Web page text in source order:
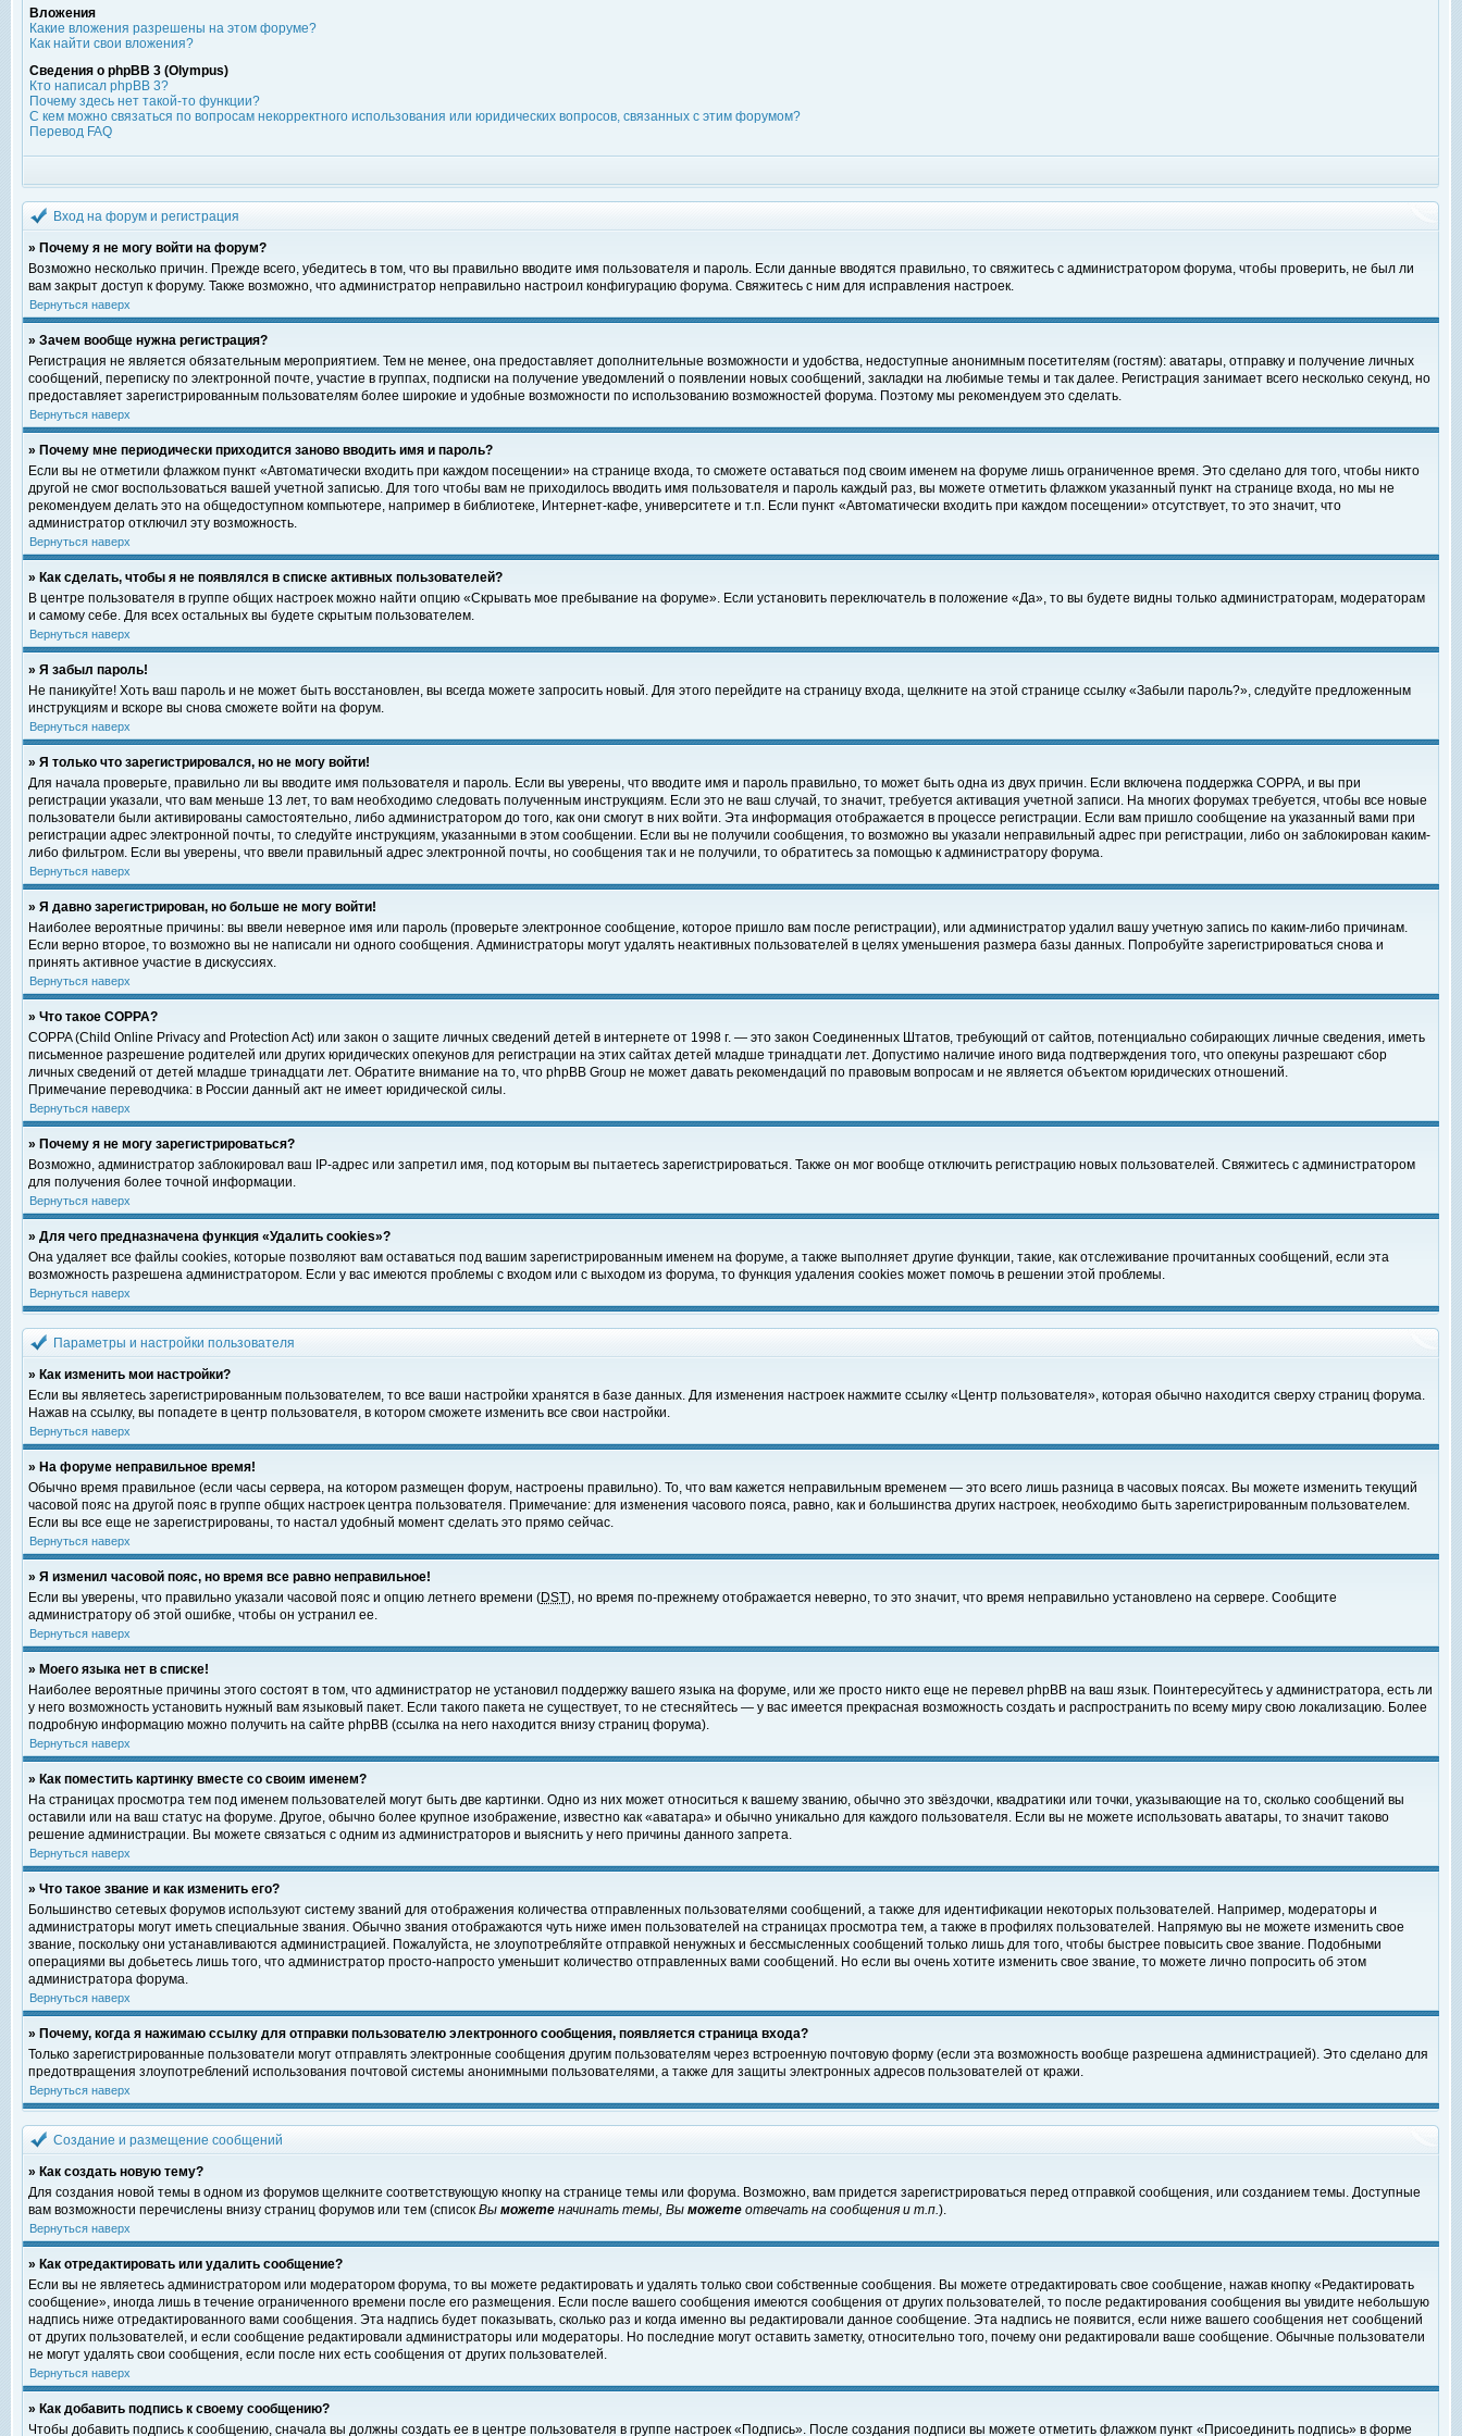
Вложения
Какие вложения разрешены на этом форуме?
Как найти свои вложения?
Сведения о phpBB 3 (Olympus)
Кто написал phpBB 3?
Почему здесь нет такой-то функции?
С кем можно связаться по вопросам некорректного использования или юридических вопросов, связанных с этим форумом?
Перевод FAQ
Вход на форум и регистрация
» Почему я не могу войти на форум?
Возможно несколько причин. Прежде всего, убедитесь в том, что вы правильно вводите имя пользователя и пароль. Если данные вводятся правильно, то свяжитесь с администратором форума, чтобы проверить, не был ли
вам закрыт доступ к форуму. Также возможно, что администратор неправильно настроил конфигурацию форума. Свяжитесь с ним для исправления настроек.
Вернуться наверх
» Зачем вообще нужна регистрация?
Регистрация не является обязательным мероприятием. Тем не менее, она предоставляет дополнительные возможности и удобства, недоступные анонимным посетителям (гостям): аватары, отправку и получение личных
сообщений, переписку по электронной почте, участие в группах, подписки на получение уведомлений о появлении новых сообщений, закладки на любимые темы и так далее. Регистрация занимает всего несколько секунд, но
предоставляет зарегистрированным пользователям более широкие и удобные возможности по использованию возможностей форума. Поэтому мы рекомендуем это сделать.
Вернуться наверх
» Почему мне периодически приходится заново вводить имя и пароль?
Если вы не отметили флажком пункт «Автоматически входить при каждом посещении» на странице входа, то сможете оставаться под своим именем на форуме лишь ограниченное время. Это сделано для того, чтобы никто
другой не смог воспользоваться вашей учетной записью. Для того чтобы вам не приходилось вводить имя пользователя и пароль каждый раз, вы можете отметить флажком указанный пункт на странице входа, но мы не
рекомендуем делать это на общедоступном компьютере, например в библиотеке, Интернет-кафе, университете и т.п. Если пункт «Автоматически входить при каждом посещении» отсутствует, то это значит, что
администратор отключил эту возможность.
Вернуться наверх
» Как сделать, чтобы я не появлялся в списке активных пользователей?
В центре пользователя в группе общих настроек можно найти опцию «Скрывать мое пребывание на форуме». Если установить переключатель в положение «Да», то вы будете видны только администраторам, модераторам
и самому себе. Для всех остальных вы будете скрытым пользователем.
Вернуться наверх
» Я забыл пароль!
Не паникуйте! Хоть ваш пароль и не может быть восстановлен, вы всегда можете запросить новый. Для этого перейдите на страницу входа, щелкните на этой странице ссылку «Забыли пароль?», следуйте предложенным
инструкциям и вскоре вы снова сможете войти на форум.
Вернуться наверх
» Я только что зарегистрировался, но не могу войти!
Для начала проверьте, правильно ли вы вводите имя пользователя и пароль. Если вы уверены, что вводите имя и пароль правильно, то может быть одна из двух причин. Если включена поддержка COPPA, и вы при
регистрации указали, что вам меньше 13 лет, то вам необходимо следовать полученным инструкциям. Если это не ваш случай, то значит, требуется активация учетной записи. На многих форумах требуется, чтобы все новые
пользователи были активированы самостоятельно, либо администратором до того, как они смогут в них войти. Эта информация отображается в процессе регистрации. Если вам пришло сообщение на указанный вами при
регистрации адрес электронной почты, то следуйте инструкциям, указанными в этом сообщении. Если вы не получили сообщения, то возможно вы указали неправильный адрес при регистрации, либо он заблокирован каким-
либо фильтром. Если вы уверены, что ввели правильный адрес электронной почты, но сообщения так и не получили, то обратитесь за помощью к администратору форума.
Вернуться наверх
» Я давно зарегистрирован, но больше не могу войти!
Наиболее вероятные причины: вы ввели неверное имя или пароль (проверьте электронное сообщение, которое пришло вам после регистрации), или администратор удалил вашу учетную запись по каким-либо причинам.
Если верно второе, то возможно вы не написали ни одного сообщения. Администраторы могут удалять неактивных пользователей в целях уменьшения размера базы данных. Попробуйте зарегистрироваться снова и
принять активное участие в дискуссиях.
Вернуться наверх
» Что такое COPPA?
COPPA (Child Online Privacy and Protection Act) или закон о защите личных сведений детей в интернете от 1998 г. — это закон Соединенных Штатов, требующий от сайтов, потенциально собирающих личные сведения, иметь
письменное разрешение родителей или других юридических опекунов для регистрации на этих сайтах детей младше тринадцати лет. Допустимо наличие иного вида подтверждения того, что опекуны разрешают сбор
личных сведений от детей младше тринадцати лет. Обратите внимание на то, что phpBB Group не может давать рекомендаций по правовым вопросам и не является объектом юридических отношений.
Примечание переводчика: в России данный акт не имеет юридической силы.
Вернуться наверх
» Почему я не могу зарегистрироваться?
Возможно, администратор заблокировал ваш IP-адрес или запретил имя, под которым вы пытаетесь зарегистрироваться. Также он мог вообще отключить регистрацию новых пользователей. Свяжитесь с администратором
для получения более точной информации.
Вернуться наверх
» Для чего предназначена функция «Удалить cookies»?
Она удаляет все файлы cookies, которые позволяют вам оставаться под вашим зарегистрированным именем на форуме, а также выполняет другие функции, такие, как отслеживание прочитанных сообщений, если эта
возможность разрешена администратором. Если у вас имеются проблемы с входом или с выходом из форума, то функция удаления cookies может помочь в решении этой проблемы.
Вернуться наверх
Параметры и настройки пользователя
» Как изменить мои настройки?
Если вы являетесь зарегистрированным пользователем, то все ваши настройки хранятся в базе данных. Для изменения настроек нажмите ссылку «Центр пользователя», которая обычно находится сверху страниц форума.
Нажав на ссылку, вы попадете в центр пользователя, в котором сможете изменить все свои настройки.
Вернуться наверх
» На форуме неправильное время!
Обычно время правильное (если часы сервера, на котором размещен форум, настроены правильно). То, что вам кажется неправильным временем — это всего лишь разница в часовых поясах. Вы можете изменить текущий
часовой пояс на другой пояс в группе общих настроек центра пользователя. Примечание: для изменения часового пояса, равно, как и большинства других настроек, необходимо быть зарегистрированным пользователем.
Если вы все еще не зарегистрированы, то настал удобный момент сделать это прямо сейчас.
Вернуться наверх
» Я изменил часовой пояс, но время все равно неправильное!
Если вы уверены, что правильно указали часовой пояс и опцию летнего времени (DST), но время по-прежнему отображается неверно, то это значит, что время неправильно установлено на сервере. Сообщите
администратору об этой ошибке, чтобы он устранил ее.
Вернуться наверх
» Моего языка нет в списке!
Наиболее вероятные причины этого состоят в том, что администратор не установил поддержку вашего языка на форуме, или же просто никто еще не перевел phpBB на ваш язык. Поинтересуйтесь у администратора, есть ли
у него возможность установить нужный вам языковый пакет. Если такого пакета не существует, то не стесняйтесь — у вас имеется прекрасная возможность создать и распространить по всему миру свою локализацию. Более
подробную информацию можно получить на сайте phpBB (ссылка на него находится внизу страниц форума).
Вернуться наверх
» Как поместить картинку вместе со своим именем?
На страницах просмотра тем под именем пользователей могут быть две картинки. Одно из них может относиться к вашему званию, обычно это звёздочки, квадратики или точки, указывающие на то, сколько сообщений вы
оставили или на ваш статус на форуме. Другое, обычно более крупное изображение, известно как «аватара» и обычно уникально для каждого пользователя. Если вы не можете использовать аватары, то значит таково
решение администрации. Вы можете связаться с одним из администраторов и выяснить у него причины данного запрета.
Вернуться наверх
» Что такое звание и как изменить его?
Большинство сетевых форумов используют систему званий для отображения количества отправленных пользователями сообщений, а также для идентификации некоторых пользователей. Например, модераторы и
администраторы могут иметь специальные звания. Обычно звания отображаются чуть ниже имен пользователей на страницах просмотра тем, а также в профилях пользователей. Напрямую вы не можете изменить свое
звание, поскольку они устанавливаются администрацией. Пожалуйста, не злоупотребляйте отправкой ненужных и бессмысленных сообщений только лишь для того, чтобы быстрее повысить свое звание. Подобными
операциями вы добьетесь лишь того, что администратор просто-напросто уменьшит количество отправленных вами сообщений. Но если вы очень хотите изменить свое звание, то можете лично попросить об этом
администратора форума.
Вернуться наверх
» Почему, когда я нажимаю ссылку для отправки пользователю электронного сообщения, появляется страница входа?
Только зарегистрированные пользователи могут отправлять электронные сообщения другим пользователям через встроенную почтовую форму (если эта возможность вообще разрешена администрацией). Это сделано для
предотвращения злоупотреблений использования почтовой системы анонимными пользователями, а также для защиты электронных адресов пользователей от кражи.
Вернуться наверх
Создание и размещение сообщений
» Как создать новую тему?
Для создания новой темы в одном из форумов щелкните соответствующую кнопку на странице темы или форума. Возможно, вам придется зарегистрироваться перед отправкой сообщения, или созданием темы. Доступные
вам возможности перечислены внизу страниц форумов или тем (список Вы можете начинать темы, Вы можете отвечать на сообщения и т.п.).
Вернуться наверх
» Как отредактировать или удалить сообщение?
Если вы не являетесь администратором или модератором форума, то вы можете редактировать и удалять только свои собственные сообщения. Вы можете отредактировать свое сообщение, нажав кнопку «Редактировать
сообщение», иногда лишь в течение ограниченного времени после его размещения. Если после вашего сообщения имеются сообщения от других пользователей, то после редактирования сообщения вы увидите небольшую
надпись ниже отредактированного вами сообщения. Эта надпись будет показывать, сколько раз и когда именно вы редактировали данное сообщение. Эта надпись не появится, если ниже вашего сообщения нет сообщений
от других пользователей, и если сообщение редактировали администраторы или модераторы. Но последние могут оставить заметку, относительно того, почему они редактировали ваше сообщение. Обычные пользователи
не могут удалять свои сообщения, если после них есть сообщения от других пользователей.
Вернуться наверх
» Как добавить подпись к своему сообщению?
Чтобы добавить подпись к сообщению, сначала вы должны создать ее в центре пользователя в группе настроек «Подпись». После создания подписи вы можете отметить флажком пункт «Присоединить подпись» в форме